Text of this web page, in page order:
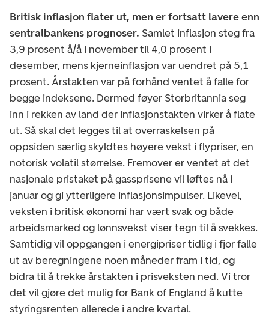
Britisk inflasjon flater ut, men er fortsatt lavere enn
sentralbankens prognoser. Samlet inflasjon steg fra
3,9 prosent å/å i november til 4,0 prosent i
desember, mens kjerneinflasjon var uendret på 5,1
prosent. Årstakten var på forhånd ventet å falle for
begge indeksene. Dermed føyer Storbritannia seg
inn i rekken av land der inflasjonstakten virker å flate
ut. Så skal det legges til at overraskelsen på
oppsiden særlig skyldtes høyere vekst i flypriser, en
notorisk volatil størrelse. Fremover er ventet at det
nasjonale pristaket på gassprisene vil løftes nå i
januar og gi ytterligere inflasjonsimpulser. Likevel,
veksten i britisk økonomi har vært svak og både
arbeidsmarked og lønnsvekst viser tegn til å svekkes.
Samtidig vil oppgangen i energipriser tidlig i fjor falle
ut av beregningene noen måneder fram i tid, og
bidra til å trekke årstakten i prisveksten ned. Vi tror
det vil gjøre det mulig for Bank of England å kutte
styringsrenten allerede i andre kvartal.